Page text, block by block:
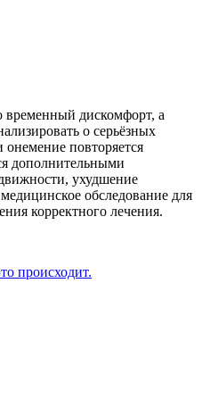
временный дискомфорт, а
о серьёзных
онемение повторяется
дополнительными
ухудшение
обследование для
корректного лечения.
происходит.